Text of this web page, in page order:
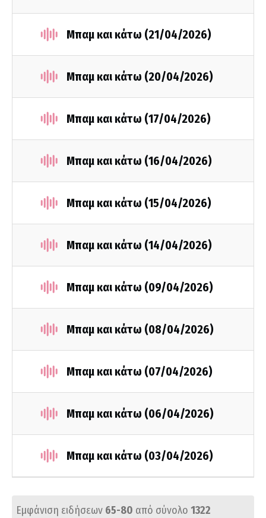
Μπαμ και κάτω (21/04/2026)
Μπαμ και κάτω (20/04/2026)
Μπαμ και κάτω (17/04/2026)
Μπαμ και κάτω (16/04/2026)
Μπαμ και κάτω (15/04/2026)
Μπαμ και κάτω (14/04/2026)
Μπαμ και κάτω (09/04/2026)
Μπαμ και κάτω (08/04/2026)
Μπαμ και κάτω (07/04/2026)
Μπαμ και κάτω (06/04/2026)
Μπαμ και κάτω (03/04/2026)
Εμφάνιση ειδήσεων 65-80 από σύνολο 1322